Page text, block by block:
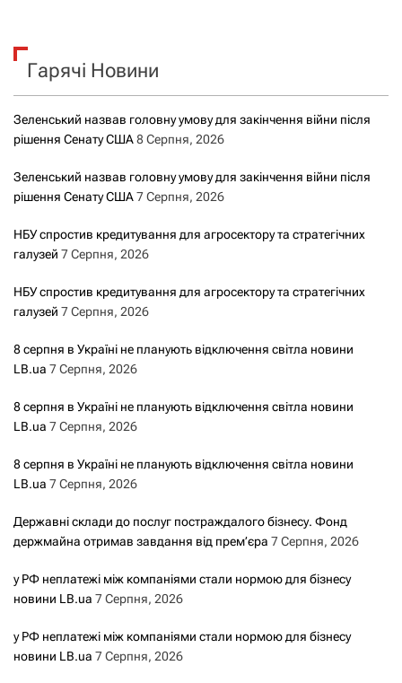
к
Гарячі Новини
Зеленський назвав головну умову для закінчення війни після
рішення Сенату США8 Серпня, 2026
Зеленський назвав головну умову для закінчення війни після
рішення Сенату США7 Серпня, 2026
НБУ спростив кредитування для агросектору та стратегічних
галузей 7 Серпня, 2026
НБУ спростив кредитування для агросектору та стратегічних
галузей 7 Серпня, 2026
8 серпня в Україні не планують відключення світла новини
LB.ua 7 Серпня, 2026
8 серпня в Україні не планують відключення світла новини
LB.ua 7 Серпня, 2026
8 серпня в Україні не планують відключення світла новини
LB.ua 7 Серпня, 2026
Державні склади до послуг постраждалого бізнесу. Фонд
держмайна отримав завдання від прем’єра 7 Серпня, 2026
у РФ неплатежі між компаніями стали нормою для бізнесу
новини LB.ua 7 Серпня, 2026
у РФ неплатежі між компаніями стали нормою для бізнесу
новини LB.ua 7 Серпня, 2026